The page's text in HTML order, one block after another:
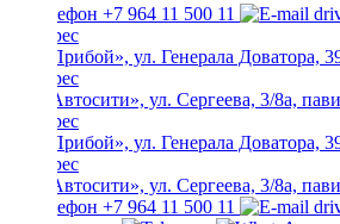
+7 964 11 500 11
ТЦ «Прибой», ул. Генерала Доватора,
ТЦ «Автосити», ул. Сергеева, 3/8а,
ТЦ «Прибой», ул. Генерала Доватора,
ТЦ «Автосити», ул. Сергеева, 3/8а,
+7 964 11 500 11